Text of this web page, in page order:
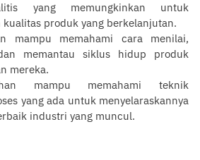
yang memungkinkan untuk
kualitas produk yang berkelanjutan.
mampu memahami cara menilai,
memantau siklus hidup produk
mereka.
mampu memahami teknik
yang ada untuk menyelaraskannya
industri yang muncul.